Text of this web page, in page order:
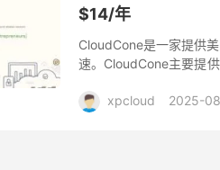
$14/年
CloudCone是一家提供
速。CloudCone主要提
xpcloud 2025-